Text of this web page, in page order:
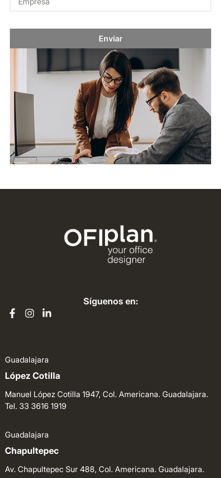
Enviar
Síguenos en:
Guadalajara
López Cotilla
Manuel López Cotilla 1947, Col. Americana. Guadalajara.
Tel. 33 3616 1919
Guadalajara
Chapultepec
Av. Chapultepec Sur 488, Col. Americana. Guadalajara.